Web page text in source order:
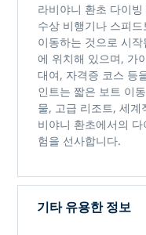
라비야니 환초 다이빙
수상 비행기나 스피
이동하는 것으로 시
에 위치해 있으며, 가
대여, 자격증 코스 등
인트는 짧은 보트 이
물, 고급 리조트, 세
비야니 환초에서의 다
험을 선사합니다.
기타 유용한 정보